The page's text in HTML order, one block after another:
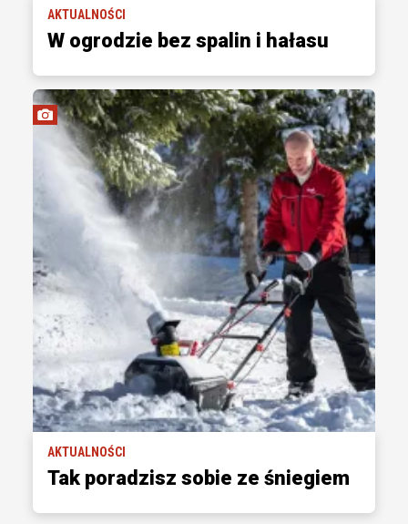
AKTUALNOŚCI
W ogrodzie bez spalin i hałasu
AKTUALNOŚCI
Tak poradzisz sobie ze śniegiem